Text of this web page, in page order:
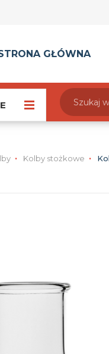
GŁÓWNA
Kolby stożkowe